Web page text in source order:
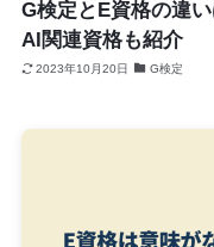
G検定とE資格の違
AI関連資格も紹介
2023年10月20日 G検定